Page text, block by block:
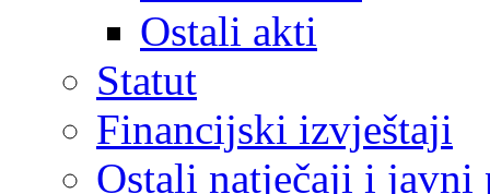
Ostali akti
Statut
Financijski izvještaji
Ostali natječaji i javni